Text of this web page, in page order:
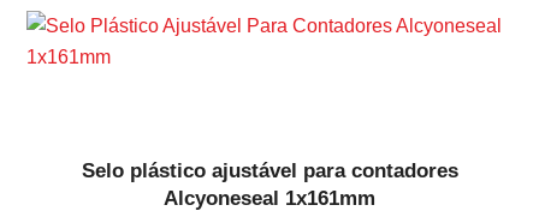
Selo plástico ajustável para contadores
Alcyoneseal 1x161mm